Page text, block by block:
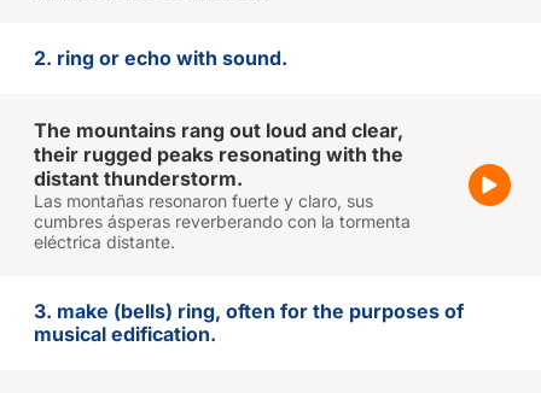
2. ring or echo with sound.
The mountains rang out loud and clear,
their rugged peaks resonating with the
distant thunderstorm.
Las montañas resonaron fuerte y claro, sus
cumbres ásperas reverberando con la tormenta
eléctrica distante.
3. make (bells) ring, often for the purposes of
musical edification.